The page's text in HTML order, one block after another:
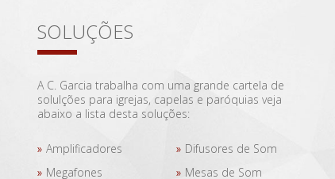
SOLUÇÕES
A C. Garcia trabalha com uma grande cartela de
solulções para igrejas, capelas e paróquias veja
abaixo a lista desta soluções:
Amplificadores
Difusores de Som
Megafones
Mesas de Som